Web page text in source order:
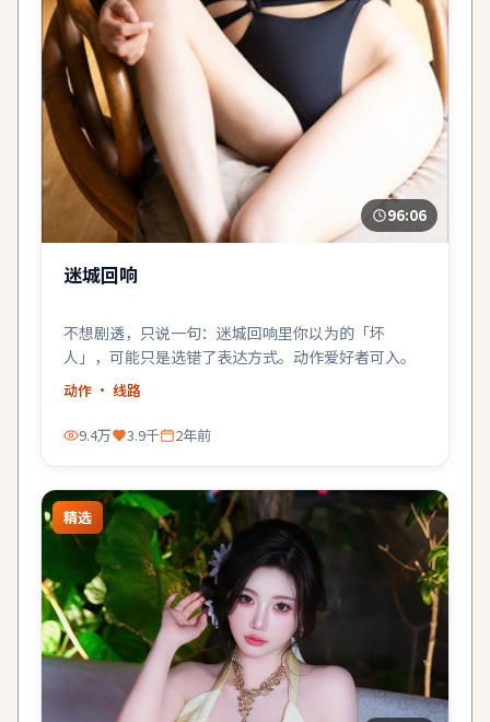
96:06
迷城回响
不想剧透，只说一句：迷城回响里你以为的「坏
人」，可能只是选错了表达方式。动作爱好者可入。
动作 · 线路
9.4万 3.9千 2年前
精选